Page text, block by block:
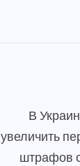
В
увеличить
штрафов